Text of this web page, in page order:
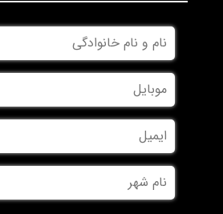
نام
و
نام
خانوادگی
موبایل
ایمیل
نام
شهر *